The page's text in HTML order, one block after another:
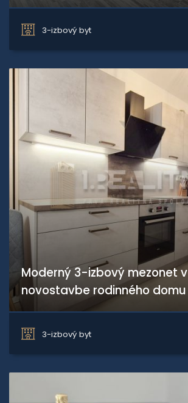
3-izbový byt
Moderný 3-izbový mezonet v
novostavbe rodinného domu
3-izbový byt